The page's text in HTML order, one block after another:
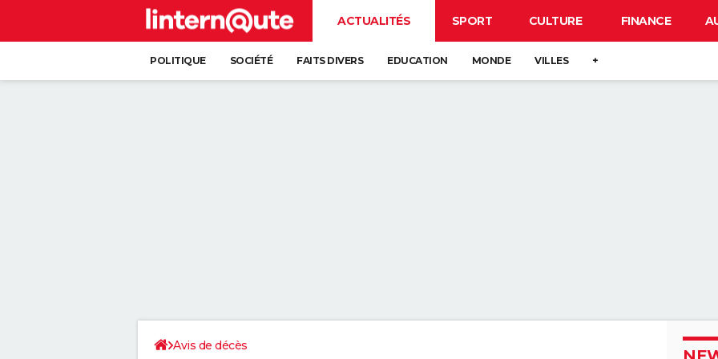
ACTUALITÉS SPORT CULTURE FINANCE
POLITIQUE SOCIÉTÉ FAITS DIVERS EDUCATION MONDE VILLES +
Avis de décès